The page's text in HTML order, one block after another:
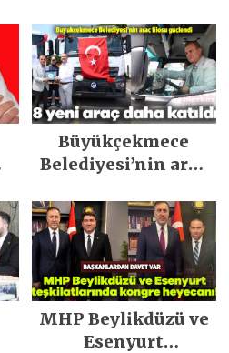
Büyükçekmece
Belediyesi’nin araç
MHP Beylikdüzü ve
Esenyurt